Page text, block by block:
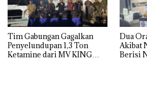
Tim Gabungan Gagalkan
Penyelundupan 1,3 Ton
Ketamine dari MV KING
Dua
Akibat
Berisi